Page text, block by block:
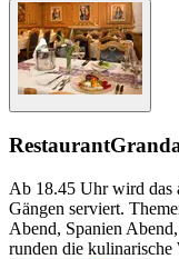
Restaurant
Ab 18.45 Uhr wird das
Gängen serviert.
Abend, Spanien
runden die kulinarische